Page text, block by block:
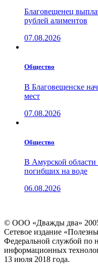
Благовещенец
рублей алиментов
07.08.2026
Общество
В Благовещенске
мест
07.08.2026
Общество
В Амурской области
погибших на воде
06.08.2026
© ООО «Дважды два»
Сетевое издание
Федеральной службой по
информационных
13 июля 2018 года.